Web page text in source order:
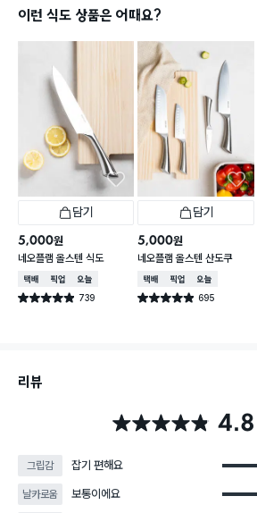
이런 식도 상품은 어때요?
담기
5,000원
네오플램 올스텐 식도
택배배송매장픽업오늘배송
별점 4.9점 739
건 작성
담기
5,000원
네오플램 올스텐 산도쿠
택배배송매장픽업오늘배송
별점 4.9점 695
건 작성
리뷰
별점 4.8점 4.8
그립감 잡기 편해요
날카로움 보통이에요